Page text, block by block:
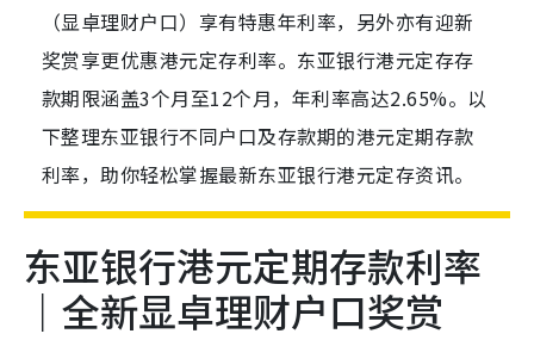
（显卓理财户口）享有特惠年利率，另外亦有迎新
奖赏享更优惠港元定存利率。东亚银行港元定存存
款期限涵盖3个月至12个月，年利率高达2.65%。以
下整理东亚银行不同户口及存款期的港元定期存款
利率，助你轻松掌握最新东亚银行港元定存资讯。
东亚银行港元定期存款利率
｜全新显卓理财户口奖赏